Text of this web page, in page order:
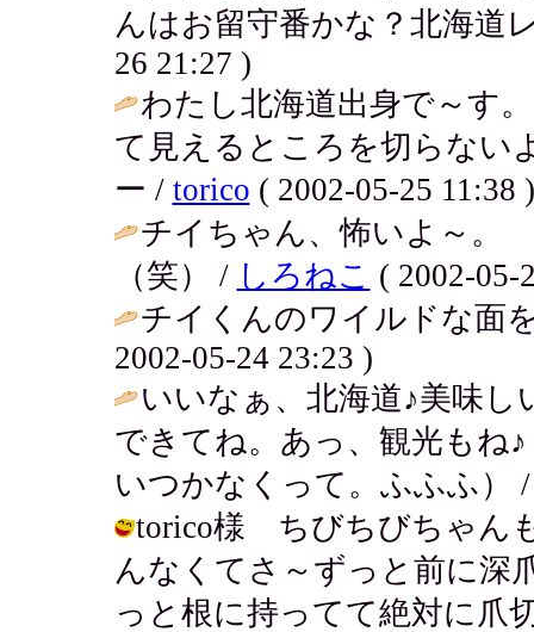
んはお留守番かな？北海道
26 21:27 )
わたし北海道出身で～す
て見えるところを切らない
ー / torico ( 2002-05-25 11:38 )
チイちゃん、怖いよ～。
（笑） / しろねこ ( 2002-05-
チイくんのワイルドな面
2002-05-24 23:23 )
いいなぁ、北海道♪美味
できてね。あっ、観光もね
いつかなくって。ふふふ）
torico様 ちびちびちゃん
んなくてさ～ずっと前に深
っと根に持ってて絶対に爪